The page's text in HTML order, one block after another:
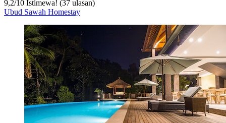
9,2/10 Istimewa! (37 ulasan)
Ubud Sawah Homestay